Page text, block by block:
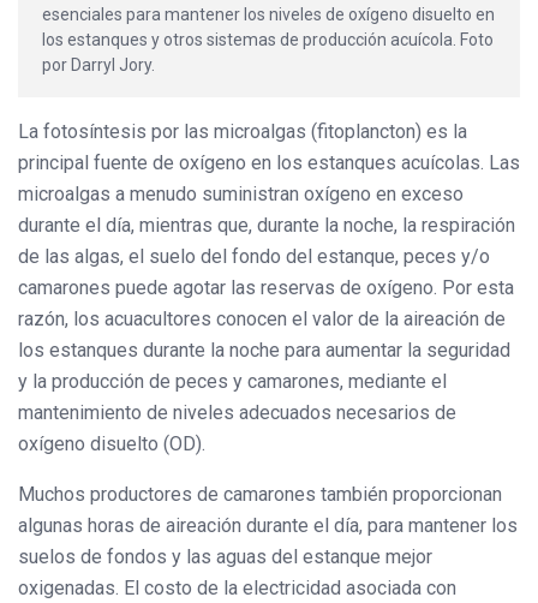
esenciales para mantener los niveles de oxígeno disuelto en
los estanques y otros sistemas de producción acuícola. Foto
por Darryl Jory.
La fotosíntesis por las microalgas (fitoplancton) es la
principal fuente de oxígeno en los estanques acuícolas. Las
microalgas a menudo suministran oxígeno en exceso
durante el día, mientras que, durante la noche, la respiración
de las algas, el suelo del fondo del estanque, peces y/o
camarones puede agotar las reservas de oxígeno. Por esta
razón, los acuacultores conocen el valor de la aireación de
los estanques durante la noche para aumentar la seguridad
y la producción de peces y camarones, mediante el
mantenimiento de niveles adecuados necesarios de
oxígeno disuelto (OD).
Muchos productores de camarones también proporcionan
algunas horas de aireación durante el día, para mantener los
suelos de fondos y las aguas del estanque mejor
oxigenadas. El costo de la electricidad asociada con